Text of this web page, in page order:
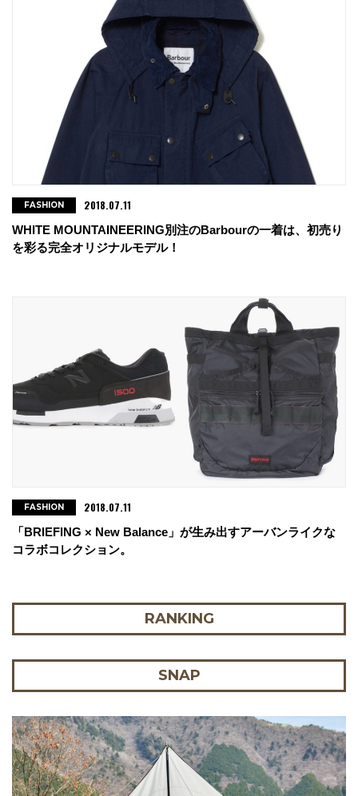
WHITE MOUNTAINEERING別注のBarbourの一着は、初売り
を彩る完全オリジナルモデル！
FASHION 2018.07.11
「BRIEFING × New Balance」が生み出すアーバンライクな
コラボコレクション。
FASHION 2018.07.11
RANKING
SNAP